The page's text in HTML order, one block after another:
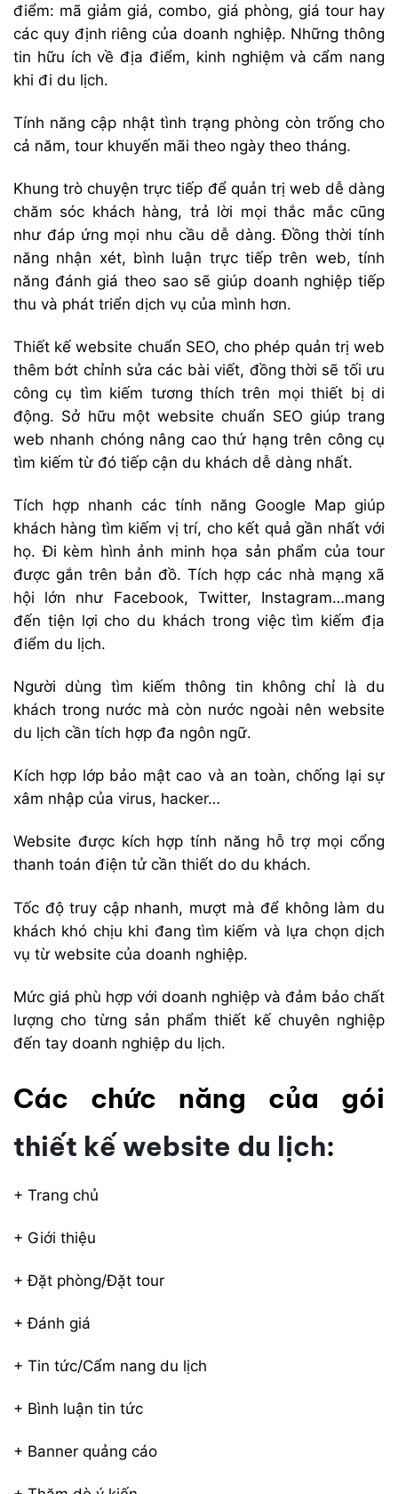
điểm: mã giảm giá, combo, giá phòng, giá tour hay
các quy định riêng của doanh nghiệp. Những thông
tin hữu ích về địa điểm, kinh nghiệm và cẩm nang
khi đi du lịch.
Tính năng cập nhật tình trạng phòng còn trống cho
cả năm, tour khuyến mãi theo ngày theo tháng.
Khung trò chuyện trực tiếp để quản trị web dễ dàng
chăm sóc khách hàng, trả lời mọi thắc mắc cũng
như đáp ứng mọi nhu cầu dễ dàng. Đồng thời tính
năng nhận xét, bình luận trực tiếp trên web, tính
năng đánh giá theo sao sẽ giúp doanh nghiệp tiếp
thu và phát triển dịch vụ của mình hơn.
Thiết kế website chuẩn SEO, cho phép quản trị web
thêm bớt chỉnh sửa các bài viết, đồng thời sẽ tối ưu
công cụ tìm kiếm tương thích trên mọi thiết bị di
động. Sở hữu một website chuẩn SEO giúp trang
web nhanh chóng nâng cao thứ hạng trên công cụ
tìm kiếm từ đó tiếp cận du khách dễ dàng nhất.
Tích hợp nhanh các tính năng Google Map giúp
khách hàng tìm kiếm vị trí, cho kết quả gần nhất với
họ. Đi kèm hình ảnh minh họa sản phẩm của tour
được gắn trên bản đồ. Tích hợp các nhà mạng xã
hội lớn như Facebook, Twitter, Instagram…mang
đến tiện lợi cho du khách trong việc tìm kiếm địa
điểm du lịch.
Người dùng tìm kiếm thông tin không chỉ là du
khách trong nước mà còn nước ngoài nên website
du lịch cần tích hợp đa ngôn ngữ.
Kích hợp lớp bảo mật cao và an toàn, chống lại sự
xâm nhập của virus, hacker…
Website được kích hợp tính năng hỗ trợ mọi cổng
thanh toán điện tử cần thiết do du khách.
Tốc độ truy cập nhanh, mượt mà để không làm du
khách khó chịu khi đang tìm kiếm và lựa chọn dịch
vụ từ website của doanh nghiệp.
Mức giá phù hợp với doanh nghiệp và đảm bảo chất
lượng cho từng sản phẩm thiết kế chuyên nghiệp
đến tay doanh nghiệp du lịch.
Các chức năng của gói
thiết kế website du lịch:
+ Trang chủ
+ Giới thiệu
+ Đặt phòng/Đặt tour
+ Đánh giá
+ Tin tức/Cẩm nang du lịch
+ Bình luận tin tức
+ Banner quảng cáo